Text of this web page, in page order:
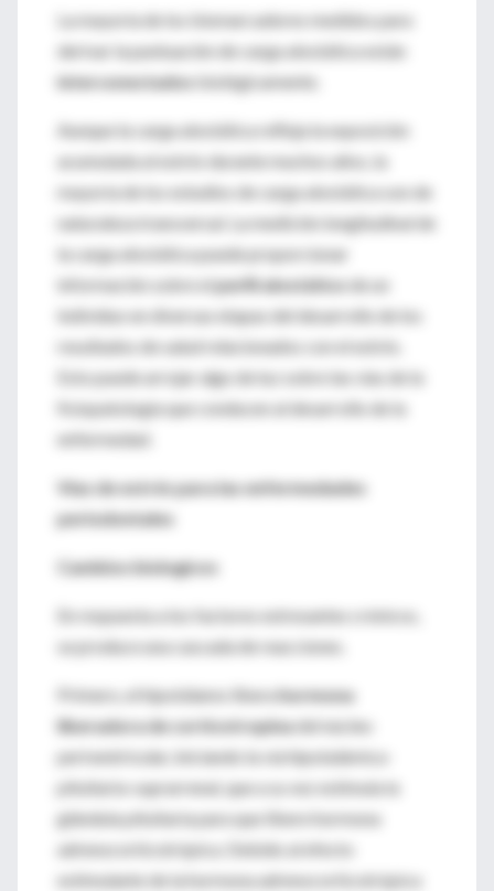
La mayoría de los biomarcadores medidos para
derivar la puntuación de carga alostática están
interconectadosbiológicamente.
Aunque la carga alostática refleja la exposición
acumulada al estrés durante muchos años, la
mayoría de los estudios de carga alostática son de
naturaleza transversal. La medición longitudinal de
la carga alostática puede proporcionar
información sobre elperfil alostáticode un
individuo en diversas etapas del desarrollo de los
resultados de salud relacionados con el estrés.
Esto puede arrojar algo de luz sobre las vías de la
fisiopatología que conducen al desarrollo de la
enfermedad.
Vías de estrés para las enfermedades
periodontales
Cambios biologicos
En respuesta a los factores estresantes crónicos,
se produce una cascada de reacciones.
Primero, el hipotálamo liberahormona
liberadora de corticotropinadel núcleo
periventricular, iniciando la vía hipotalámica-
pituitaria-suprarrenal, que a su vez estimula la
glándula pituitaria para que libere hormona
adrenocorticotrópica. Debido al efecto
estimulante de la hormona adrenocorticotrópica